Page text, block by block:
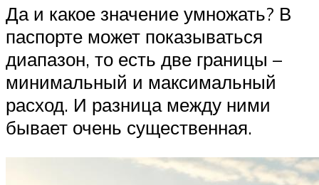
Да и какое значение умножать? В
паспорте может показываться
диапазон, то есть две границы –
минимальный и максимальный
расход. И разница между ними
бывает очень существенная.